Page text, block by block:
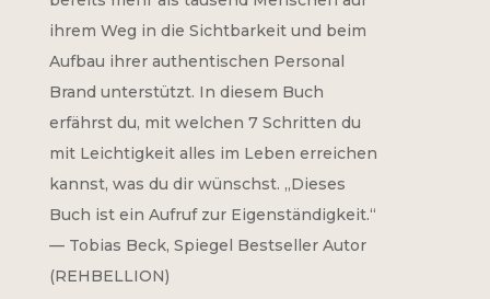
ihrem Weg in die Sichtbarkeit und beim
Aufbau ihrer authentischen Personal
Brand unterstützt. In diesem Buch
erfährst du, mit welchen 7 Schritten du
mit Leichtigkeit alles im Leben erreichen
kannst, was du dir wünschst. „Dieses
Buch ist ein Aufruf zur Eigenständigkeit.“
— Tobias Beck, Spiegel Bestseller Autor
(REHBELLION)